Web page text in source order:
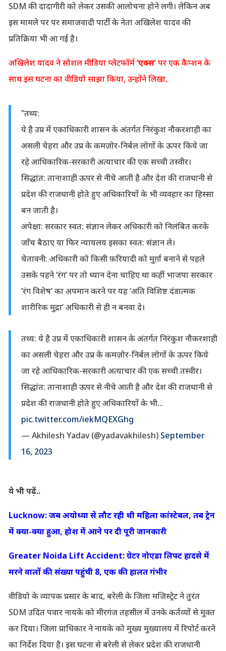
SDM की दादागीरी को लेकर उसकी आलोचना होने लगी। लेकिन अब
इस मामले पर पर समाजवादी पार्टी के नेता अखिलेश यादव की
प्रतिक्रिया भी आ गई है।
अखिलेश यादव ने सोशल मीडिया प्लेटफॉर्म ‘एक्स‘ पर एक कैप्शन के
साथ इस घटना का वीडियो साझा किया, उन्होंने लिखा,
”तथ्य:
ये है उप्र में एकाधिकारी शासन के अंतर्गत निरंकुश नौकरशाही का
असली चेहरा और उप्र के कमज़ोर-निर्बल लोगों के ऊपर किये जा
रहे आधिकारिक-सरकारी अत्याचार की एक सच्ची तस्वीर।
सिद्धांत: तानाशाही ऊपर से नीचे आती है और देश की राजधानी से
प्रदेश की राजधानी होते हुए अधिकारियों के भी व्यवहार का हिस्सा
बन जाती है।
अपेक्षा: सरकार स्वत: संज्ञान लेकर अधिकारी को निलंबित करके
जाँच बैठाए या फिर न्यायलय इसका स्वत: संज्ञान ले।
चेतावनी: अधिकारी को किसी फ़रियादी को मुर्ग़ा बनाने से पहले
उसके पहने ‘रंग’ पर तो ध्यान देना चाहिए था कहीं भाजपा सरकार
‘रंग विशेष’ का अपमान करने पर यह ‘अति विशिष्ट दंडात्मक
शारीरिक मुद्रा’ अधिकारी से ही न बनवा दे।
तथ्य: ये है उप्र में एकाधिकारी शासन के अंतर्गत निरंकुश नौकरशाही
का असली चेहरा और उप्र के कमज़ोर-निर्बल लोगों के ऊपर किये
जा रहे आधिकारिक-सरकारी अत्याचार की एक सच्ची तस्वीर।
सिद्धांत: तानाशाही ऊपर से नीचे आती है और देश की राजधानी से
प्रदेश की राजधानी होते हुए अधिकारियों के भी…
pic.twitter.com/iekMQEXGhg
— Akhilesh Yadav (@yadavakhilesh) September
16, 2023
ये भी पढ़ें..
Lucknow: जब अयोध्या से लौट रही थी महिला कांस्टेबल, तब ट्रेन
में क्या-क्या हुआ, होश में आने पर दी पूरी जानकारी
Greater Noida Lift Accident: ग्रेटर नोएडा लिफ्ट हादसे में
मरने वालों की संख्या पहुंची 8, एक की हालत गंभीर
वीडियो के व्यापक प्रसार के बाद, बरेली के जिला मजिस्ट्रेट ने तुरंत
SDM उदित पवार नायके को मीरगंज तहसील में उनके कर्तव्यों से मुक्त
कर दिया। जिला प्राधिकार ने नायके को मुख्य मुख्यालय में रिपोर्ट करने
का निर्देश दिया है। इस घटना से बरेली से लेकर प्रदेश की राजधानी